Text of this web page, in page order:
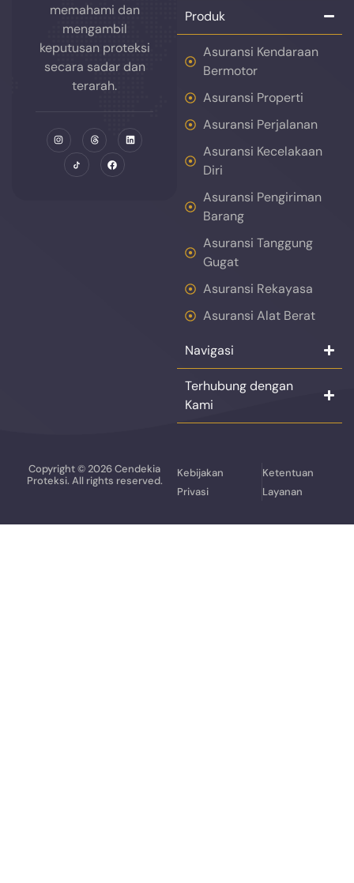
memahami dan
mengambil
keputusan proteksi
secara sadar dan
terarah.
Produk
Asuransi Kendaraan
Bermotor
Asuransi Properti
Asuransi Perjalanan
Asuransi Kecelakaan
Diri
Asuransi Pengiriman
Barang
Asuransi Tanggung
Gugat
Asuransi Rekayasa
Asuransi Alat Berat
Navigasi
Terhubung dengan
Kami
Copyright © 2026 Cendekia
Proteksi. All rights reserved.
Kebijakan
Privasi
Ketentuan
Layanan